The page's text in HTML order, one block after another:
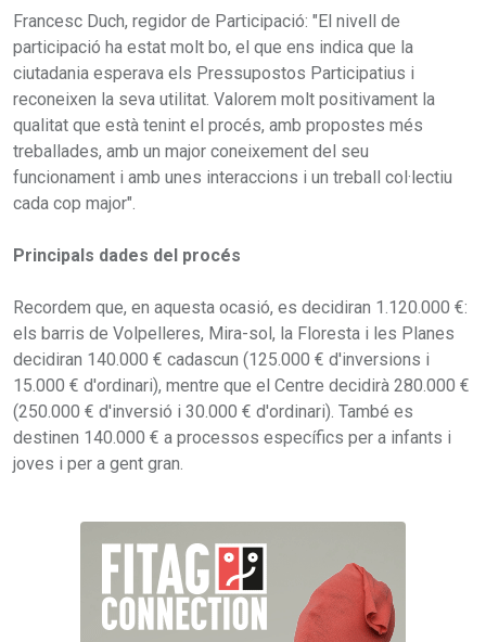
Francesc Duch, regidor de Participació: "El nivell de
participació ha estat molt bo, el que ens indica que la
ciutadania esperava els Pressupostos Participatius i
reconeixen la seva utilitat. Valorem molt positivament la
qualitat que està tenint el procés, amb propostes més
treballades, amb un major coneixement del seu
funcionament i amb unes interaccions i un treball col·lectiu
cada cop major".
Principals dades del procés
Recordem que, en aquesta ocasió, es decidiran 1.120.000 €:
els barris de Volpelleres, Mira-sol, la Floresta i les Planes
decidiran 140.000 € cadascun (125.000 € d'inversions i
15.000 € d'ordinari), mentre que el Centre decidirà 280.000 €
(250.000 € d'inversió i 30.000 € d'ordinari). També es
destinen 140.000 € a processos específics per a infants i
joves i per a gent gran.